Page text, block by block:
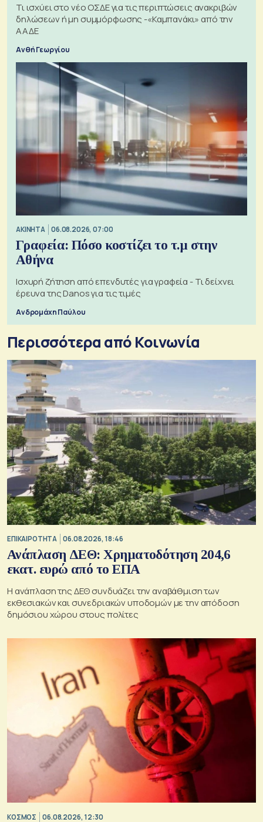
Τι ισχύει στο νέο ΟΣΔΕ για τις περιπτώσεις ανακριβών
δηλώσεων ή μη συμμόρφωσης -«Καμπανάκι» από την
ΑΑΔΕ
Ανθή Γεωργίου
ΑΚΙΝΗΤΑ 06.08.2026, 07:00
Γραφεία: Πόσο κοστίζει το τ.μ στην
Αθήνα
Ισχυρή ζήτηση από επενδυτές για γραφεία - Τι δείχνει
έρευνα της Danos για τις τιμές
Ανδρομάχη Παύλου
Περισσότερα από Κοινωνία
ΕΠΙΚΑΙΡΟΤΗΤΑ 06.08.2026, 18:46
Ανάπλαση ΔΕΘ: Χρηματοδότηση 204,6
εκατ. ευρώ από το ΕΠΑ
Η ανάπλαση της ΔΕΘ συνδυάζει την αναβάθμιση των
εκθεσιακών και συνεδριακών υποδομών με την απόδοση
δημόσιου χώρου στους πολίτες
ΚΟΣΜΟΣ 06.08.2026, 12:30